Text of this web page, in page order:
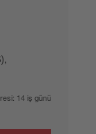
14 iş günü